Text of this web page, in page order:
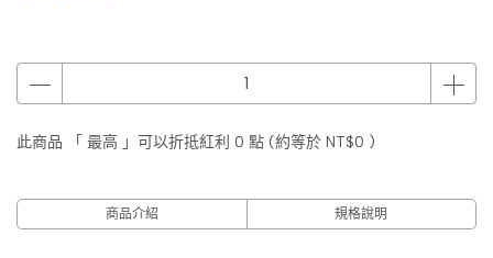
此商品 「 最高 」可以折抵紅利 0 點 (約等於 NT$0 )
商品介紹 規格說明